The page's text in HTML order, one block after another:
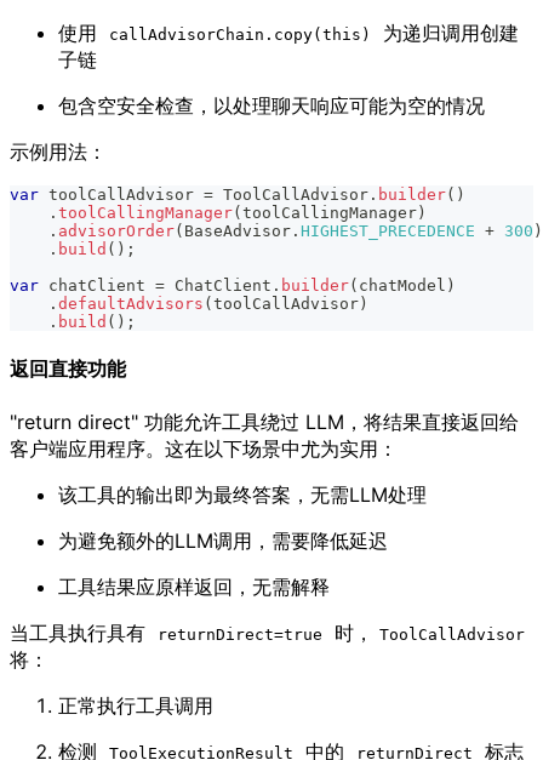
使用
callAdvisorChain.copy(this)
为递归调用创建
子链
包含空安全检查，以处理聊天响应可能为空的情况
示例用法：
var toolCallAdvisor = ToolCallAdvisor . builder( )
. toolCallingManager( toolCallingManager )
. advisorOrder( BaseAdvisor . HIGHEST_PRECEDENCE + 300 )
. build ( ) ;
var chatClient = ChatClient . builder( chatModel )
. defaultAdvisors ( toolCallAdvisor )
. build ( ) ;
返回直接功能
"return direct" 功能允许工具绕过 LLM，将结果直接返回给
客户端应用程序。这在以下场景中尤为实用：
该工具的输出即为最终答案，无需LLM处理
为避免额外的LLM调用，需要降低延迟
工具结果应原样返回，无需解释
当工具执行具有
returnDirect=true 时， ToolCallAdvisor
将：
正常执行工具调用
检测
ToolExecutionResult 中的 returnDirect 标志